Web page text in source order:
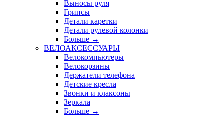
Выносы руля
Грипсы
Детали каретки
Детали рулевой колонки
Больше →
ВЕЛОАКСЕССУАРЫ
Велокомпьютеры
Велокорзины
Держатели телефона
Детские кресла
Звонки и клаксоны
Зеркала
Больше →